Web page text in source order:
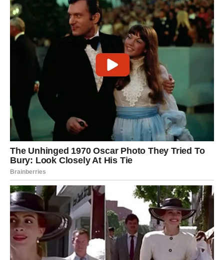
VAGA – Ravnoteža je ozbiljno
narušena
Vage ulaze u period kada
više neće moći da ugađaju
svima
. Pritisci sa svih strana teraće vas da donesete
odluke koje ste dugo odlagali.
Ljubavne dileme
Odnosi koji nisu iskreni sada dolaze na test. Moraćete da
birate između mira i istine – a to neće biti lako.
Unutrašnji nemir
Bićete rastrzani, nesigurni i umorni od stalnog
balansiranja. Vreme je da se zapitate šta vi zaista želite.